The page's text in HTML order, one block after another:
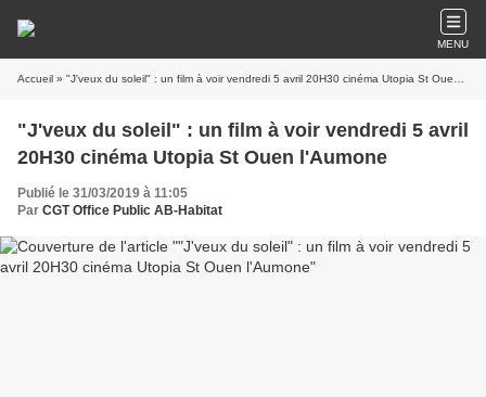
MENU
Accueil » "J'veux du soleil" : un film à voir vendredi 5 avril 20H30 cinéma Utopia St Ouen l'Aumone
"J'veux du soleil" : un film à voir vendredi 5 avril
20H30 cinéma Utopia St Ouen l'Aumone
Publié le 31/03/2019 à 11:05
Par CGT Office Public AB-Habitat